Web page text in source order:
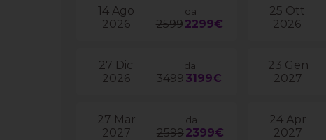
14 Ago
2026
da
2599 2299€
25 Ott
2026
27 Dic
2026
da
34993199€
23 Gen
2027
27 Mar
2027
da
2599 2399€
24 Apr
2027